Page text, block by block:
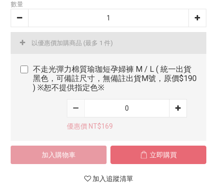
數量
以優惠價加購商品 (最多 1 件)
不走光彈力棉質瑜珈短孕婦褲 M / L ( 統一出貨
黑色，可備註尺寸，無備註出貨M號，原價$190
) ※恕不提供指定色※
優惠價 NT$169
加入購物車 立即購買
加入追蹤清單